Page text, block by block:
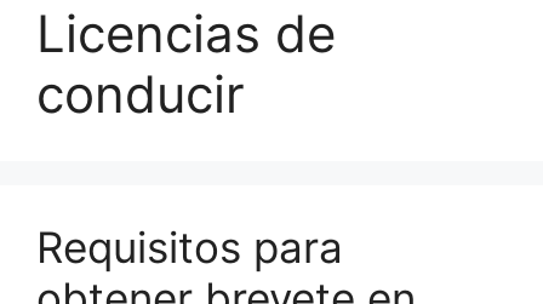
Licencias de
conducir
Requisitos para